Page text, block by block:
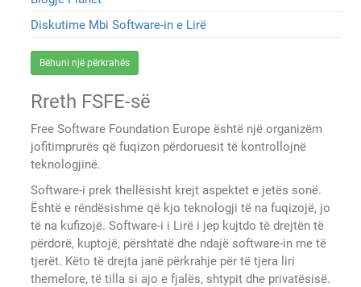
Diskutime Mbi Software-in e Lirë
Bëhuni një përkrahës
Rreth FSFE-së
Free Software Foundation Europe është një organizëm
jofitimprurës që fuqizon përdoruesit të kontrollojnë
teknologjinë.
Software-i prek thellësisht krejt aspektet e jetës sonë.
Është e rëndësishme që kjo teknologji të na fuqizojë, jo
të na kufizojë. Software-i i Lirë i jep kujtdo të drejtën të
përdorë, kuptojë, përshtatë dhe ndajë software-in me të
tjerët. Këto të drejta janë përkrahje për të tjera liri
themelore, të tilla si ajo e fjalës, shtypit dhe privatësisë.